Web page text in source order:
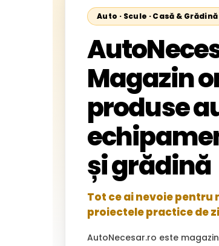
Auto · Scule · Casă & Grădină
Magazin
produse
și grădină
Tot ce ai nevoie pentru
proiectele practice de
AutoNecesar.ro este